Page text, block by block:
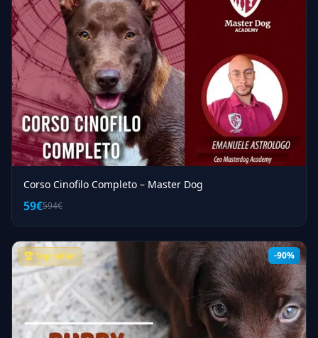
Corso Cinofilo Completo – Master Dog
59€594€
-90%
🏆 Top seller